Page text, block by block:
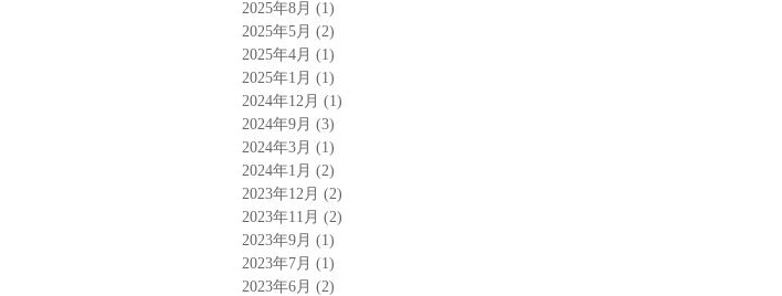
2025年8月 (1)
2025年5月 (2)
2025年4月 (1)
2025年1月 (1)
2024年12月 (1)
2024年9月 (3)
2024年3月 (1)
2024年1月 (2)
2023年12月 (2)
2023年11月 (2)
2023年9月 (1)
2023年7月 (1)
2023年6月 (2)